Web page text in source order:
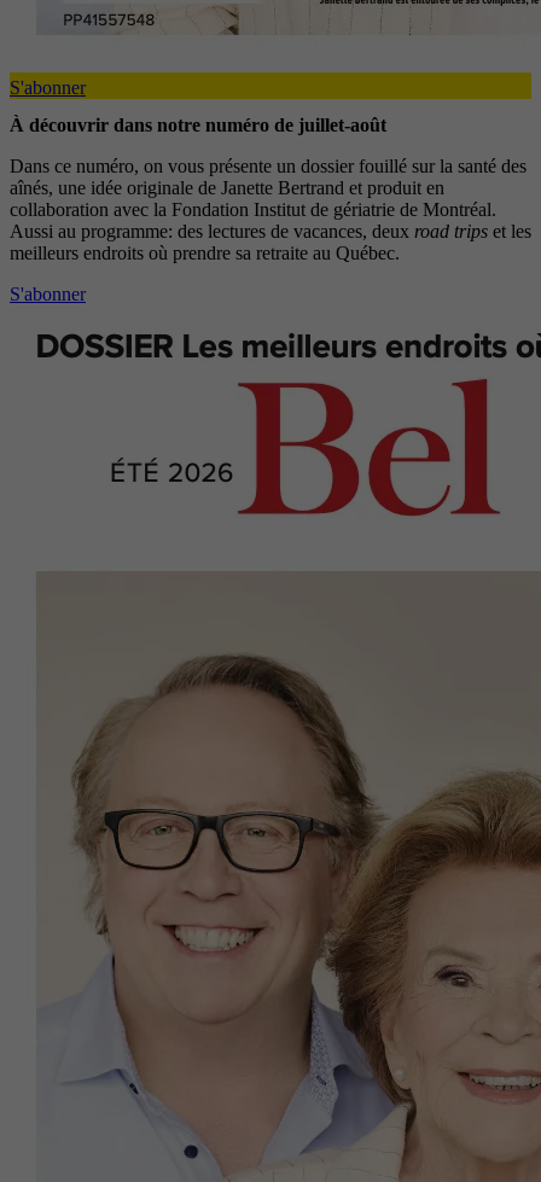
S'abonner
À découvrir dans notre numéro de juillet-août
Dans ce numéro, on vous présente un dossier fouillé sur la santé des
aînés, une idée originale de Janette Bertrand et produit en
collaboration avec la Fondation Institut de gériatrie de Montréal.
Aussi au programme: des lectures de vacances, deux road trips et les
meilleurs endroits où prendre sa retraite au Québec.
S'abonner